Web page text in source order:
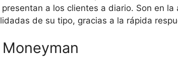
a los clientes a diario. Son en
de su tipo, gracias a la rápida